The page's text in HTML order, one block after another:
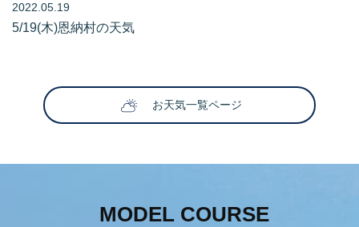
2022.05.19
5/19(木)恩納村の天気
お天気一覧ページ
MODEL COURSE